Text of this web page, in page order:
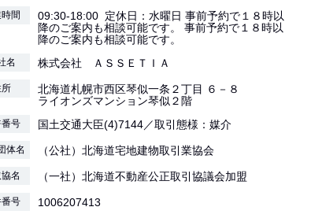
間
09:30-18:00 定休日：水曜日 事前予約で１８時以
降のご案内も相談可能です。 事前予約で１８時以
降のご案内も相談可能です。
名 株式会社 ＡＳＳＥＴＩＡ
北海道札幌市西区琴似一条２丁目 ６－８
ライオンズマンション琴似２階
号 国土交通大臣(4)7144／取引態様：媒介
体名 （公社）北海道宅地建物取引業協会
名 （一社）北海道不動産公正取引協議会加盟
号 1006207413